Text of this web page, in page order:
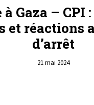
à Gaza – CPI
et réactions
d’arrêt
21 mai 2024